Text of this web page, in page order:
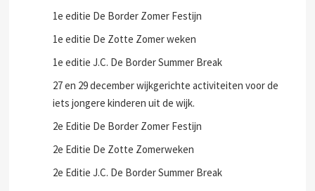
1e editie De Border Zomer Festijn
1e editie De Zotte Zomer weken
1e editie J.C. De Border Summer Break
27 en 29 december wijkgerichte activiteiten voor de
iets jongere kinderen uit de wijk.
2e Editie De Border Zomer Festijn
2e Editie De Zotte Zomerweken
2e Editie J.C. De Border Summer Break